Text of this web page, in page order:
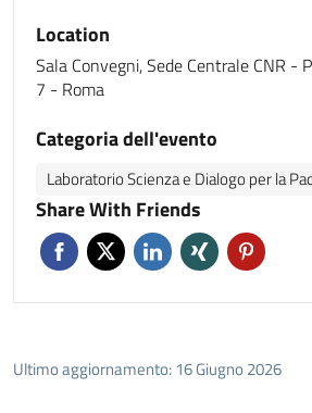
Location
Sala Convegni, Sede Centrale CNR -
7 - Roma
Categoria dell'evento
Laboratorio Scienza e Dialogo per la
Share With Friends
Ultimo aggiornamento: 16 Giugno 2026